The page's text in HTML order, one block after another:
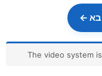
←
The video system